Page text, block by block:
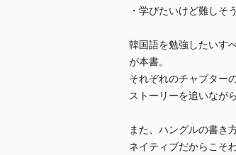
・学びたいけど難しそ
韓国語を勉強したいす
が本書。
それぞれのチャプター
ストーリーを追いなが
また、ハングルの書き
ネイティブだからこそ